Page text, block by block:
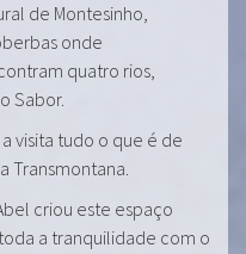
de Montesinho,
onde
quatro rios,
Sabor.
visita tudo o que é de
Transmontana.
criou este espaço
a tranquilidade com o